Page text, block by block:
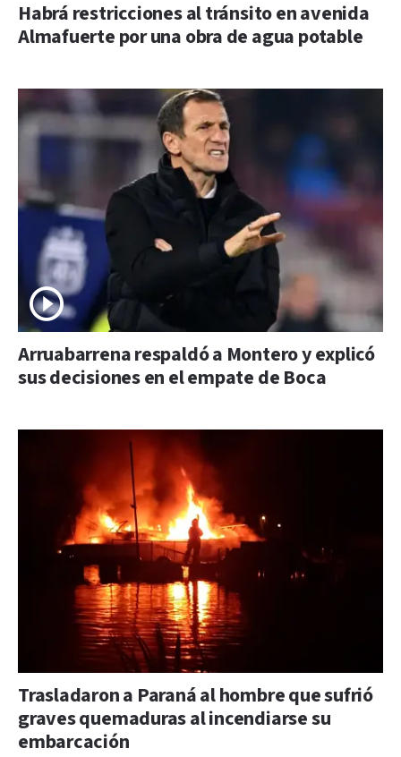
Habrá restricciones al tránsito en avenida
Almafuerte por una obra de agua potable
Arruabarrena respaldó a Montero y explicó
sus decisiones en el empate de Boca
Trasladaron a Paraná al hombre que sufrió
graves quemaduras al incendiarse su
embarcación